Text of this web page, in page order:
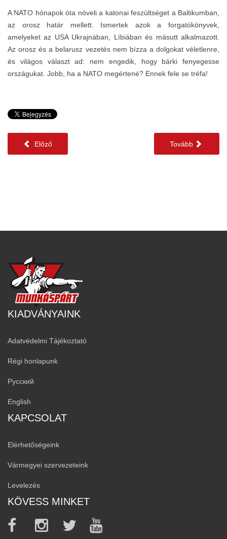
A NATO hónapok óta növeli a katonai feszültséget a Baltikumban,
az orosz határ mellett. Ismertek azok a forgatókönyvek,
amelyeket az USA Ukrajnában, Líbiában és másutt alkalmazott.
Az orosz és a belarusz vezetés nem bízza a dolgokat véletlenre,
és világos választ ad: nem engedik, hogy bárki fenyegesse
országukat. Jobb, ha a NATO megértené? Ennek fele se tréfa!
Előző Tovább
KIADVÁNYAINK
Adatvédelmi Tájékoztató
Régi honlapunk
Русский
English
KAPCSOLAT
Elérhetőségeink
Vármegyei szervezeteink
Levelezés
KÖVESS MINKET